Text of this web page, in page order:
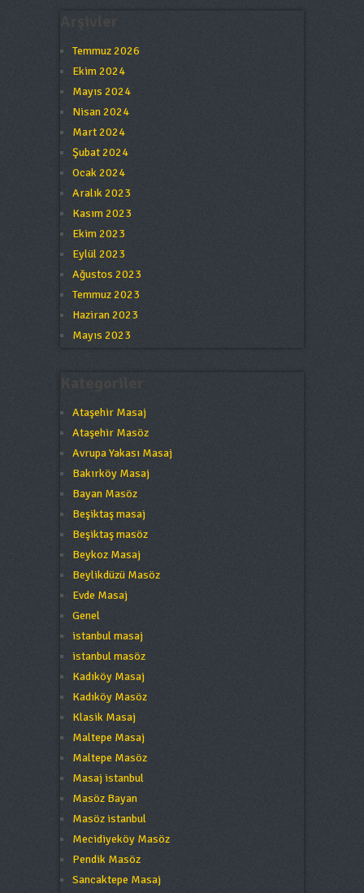
Temmuz 2026
Ekim 2024
Mayıs 2024
Nisan 2024
Mart 2024
Şubat 2024
Ocak 2024
Aralık 2023
Kasım 2023
Ekim 2023
Eylül 2023
Ağustos 2023
Temmuz 2023
Haziran 2023
Mayıs 2023
Ataşehir Masaj
Ataşehir Masöz
Avrupa Yakası Masaj
Bakırköy Masaj
Bayan Masöz
Beşiktaş masaj
Beşiktaş masöz
Beykoz Masaj
Beylikdüzü Masöz
Evde Masaj
Genel
istanbul masaj
istanbul masöz
Kadıköy Masaj
Kadıköy Masöz
Klasik Masaj
Maltepe Masaj
Maltepe Masöz
Masaj istanbul
Masöz Bayan
Masöz istanbul
Mecidiyeköy Masöz
Pendik Masöz
Sancaktepe Masaj